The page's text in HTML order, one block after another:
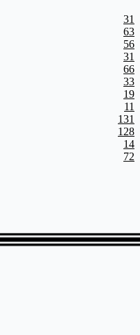
31
63
56
31
66
33
19
11
131
128
14
72